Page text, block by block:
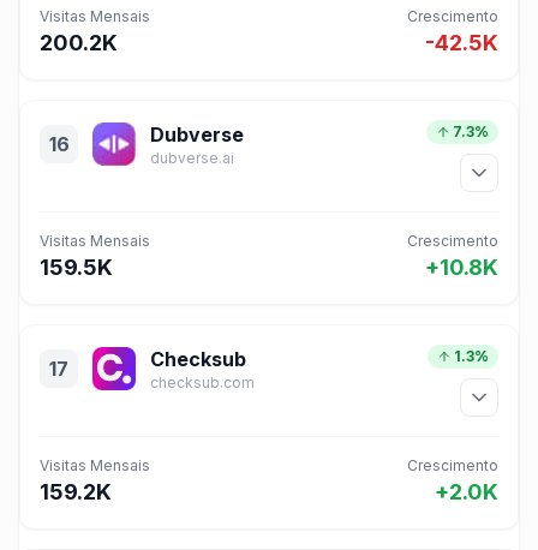
Visitas Mensais
200.2K
Crescimento
-42.5K
16 Dubverse
dubverse.ai
7.3%
Visitas Mensais
159.5K
Crescimento
+10.8K
17 Checksub
checksub.com
1.3%
Visitas Mensais
159.2K
Crescimento
+2.0K